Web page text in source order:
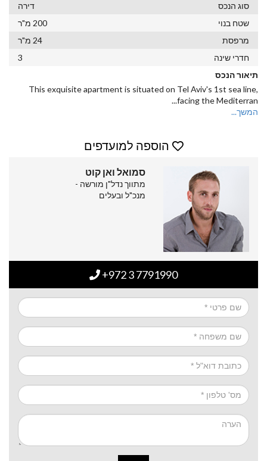
סוג הנכס
דירה
שטח בנוי
200 מ"ר
מרפסת
24 מ"ר
חדרי שינה
3
תיאור הנכס
This exquisite apartment is situated on Tel Aviv's 1st sea line,
facing the Mediterran
...
המשך...
הוספה למועדפים
סמואל ואן קוט
מתווך נדל"ן מורשה -
מנכ"ל ובעלים
+972 3 7791990